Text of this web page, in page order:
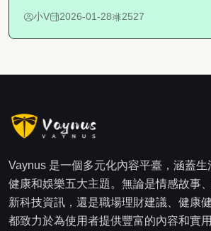
小V 2026-01-28 2527
Vaynus 是一個多元化內容平臺，涵蓋生
健康和娛樂五大主題。無論是情感故事
新科技資訊，還是職場理財建議、健康
都致力於為使用者提供豐富的內容和實